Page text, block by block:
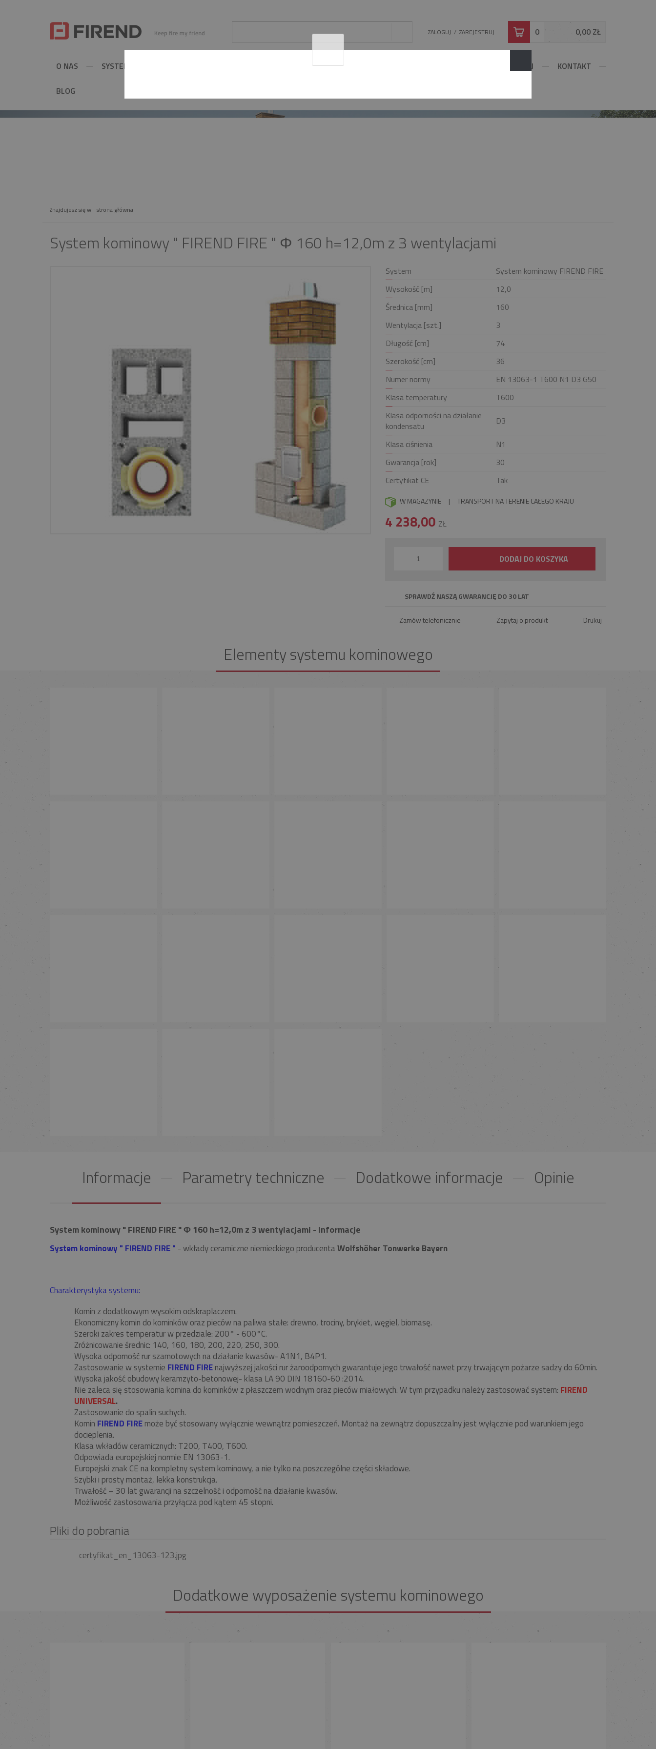
ZALOGUJ /ZAREJESTRUJ 0 0,00 ZŁ
O NAS SYSTEMY KOMINOWE ENERGIA ODNAWIALNA KONFIGURUJ KONTAKT
BLOG
Znajdujesz się w: strona główna
System kominowy " FIREND FIRE " Φ 160 h=12,0m z 3 wentylacjami
System
System kominowy FIREND FIRE
Wysokość [m]
12,0
Średnica [mm]
160
Wentylacja [szt.]
3
Długość [cm]
74
Szerokość [cm]
36
Numer normy
EN 13063-1 T600 N1 D3 G50
Klasa temperatury
T600
Klasa odporności na działanie
kondensatu
D3
Klasa ciśnienia
N1
Gwarancja [rok]
30
Certyfikat CE
Tak
W MAGAZYNIE | TRANSPORT NA TERENIE CAŁEGO KRAJU
4 238,00 ZŁ
DODAJ DO KOSZYKA
SPRAWDŹ NASZĄ GWARANCJĘ DO 30 LAT
Zamów telefonicznie Zapytaj o produkt Drukuj
Elementy systemu kominowego
Informacje Parametry techniczne Dodatkowe informacje Opinie
System kominowy " FIREND FIRE " Φ 160 h=12,0m z 3 wentylacjami - Informacje
System kominowy " FIREND FIRE " - wkłady ceramiczne niemieckiego producentaWolfshöher Tonwerke Bayern
Charakterystyka systemu:
Komin z dodatkowym wysokim odskraplaczem.
Ekonomiczny komin do kominków oraz pieców na paliwa stałe: drewno, trociny, brykiet, węgiel, biomasę.
Szeroki zakres temperatur w przedziale: 200° - 600°C.
Zróżnicowanie średnic: 140, 160, 180, 200, 220, 250, 300.
Wysoka odporność rur szamotowych na działanie kwasów- A1N1, B4P1.
Zastosowanie w systemie FIREND FIREnajwyższej jakości rur żaroodpornych gwarantuje jego trwałość nawet przy trwającym pożarze sadzy do 60min.
Wysoka jakość obudowy keramzyto-betonowej- klasa LA 90 DIN 18160-60 :2014.
Nie zaleca się stosowania komina do kominków z płaszczem wodnym oraz pieców miałowych. W tym przypadku należy zastosować system: FIREND
UNIVERSAL.
Zastosowanie do spalin suchych.
Komin FIREND FIREmoże być stosowany wyłącznie wewnątrz pomieszczeń. Montaż na zewnątrz dopuszczalny jest wyłącznie pod warunkiem jego
docieplenia.
Klasa wkładów ceramicznych: T200, T400, T600.
Odpowiada europejskiej normie EN 13063-1.
Europejski znak CE na kompletny system kominowy, a nie tylko na poszczególne części składowe.
Szybki i prosty montaż, lekka konstrukcja.
Trwałość – 30 lat gwarancji na szczelność i odporność na działanie kwasów.
Możliwość zastosowania przyłącza pod kątem 45 stopni.
Pliki do pobrania
certyfikat_en_13063-123.jpg
Dodatkowe wyposażenie systemu kominowego